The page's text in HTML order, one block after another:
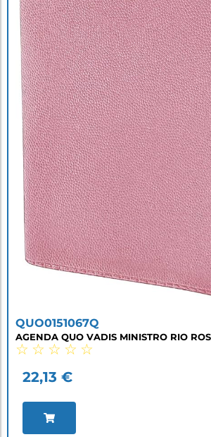
QUO0151067Q
AGENDA QUO VADIS MINISTRO RIO
☆ ☆ ☆ ☆ ☆
22,13 €